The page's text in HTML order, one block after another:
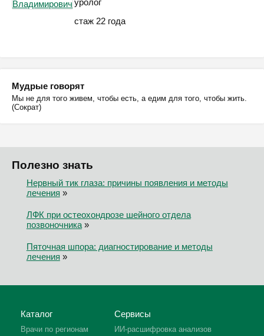
уролог
стаж 22 года
Мудрые говорят
Мы не для того живем, чтобы есть, а едим для того, чтобы жить.
(Сократ)
Полезно знать
Нервный тик глаза: причины появления и методы
лечения »
ЛФК при остеохондрозе шейного отдела
позвоночника»
Пяточная шпора: диагностирование и методы
лечения »
Каталог
Врачи по регионам
Сервисы
ИИ-расшифровка анализов